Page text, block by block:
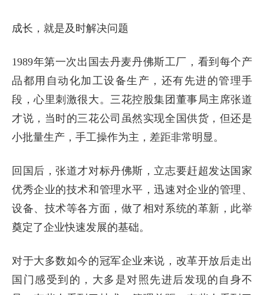
成长，就是及时解决问题
1989年第一次出国去丹麦丹佛斯工厂，看到每个产
品都用自动化加工设备生产，还有先进的管理手
段，心里刺激很大。三花控股集团董事局主席张道
才说，当时的三花公司虽然实现全国供货，但还是
小批量生产，手工操作为主，差距非常明显。
回国后，张道才对标丹佛斯，立志要赶超发达国家
优秀企业的技术和管理水平，迅速对企业的管理、
设备、技术等各方面，做了相对系统的革新，此举
奠定了企业快速发展的基础。
对于大多数如今的冠军企业来说，改革开放后走出
国门感受到的，大多是对照先进后发现的自身不